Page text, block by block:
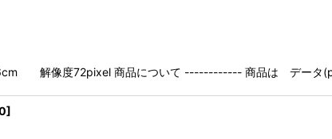
像度72pixel 商品について ------------ 商品は データ
]